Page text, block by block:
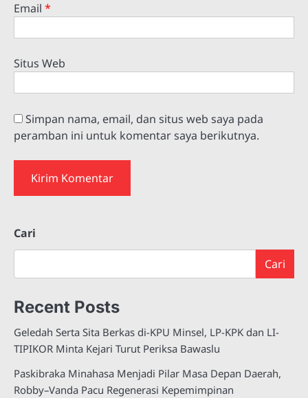
Email *
Situs Web
Simpan nama, email, dan situs web saya pada
peramban ini untuk komentar saya berikutnya.
Cari
Cari
Recent Posts
Geledah Serta Sita Berkas di-KPU Minsel, LP-KPK dan LI-
TIPIKOR Minta Kejari Turut Periksa Bawaslu
Paskibraka Minahasa Menjadi Pilar Masa Depan Daerah,
Robby–Vanda Pacu Regenerasi Kepemimpinan